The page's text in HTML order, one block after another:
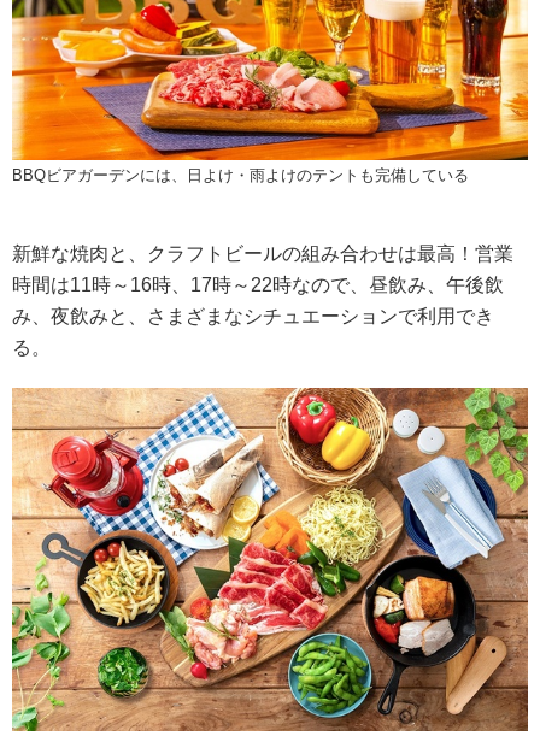
BBQビアガーデンには、日よけ・雨よけのテントも完備している
新鮮な焼肉と、クラフトビールの組み合わせは最高！営業
時間は11時～16時、17時～22時なので、昼飲み、午後飲
み、夜飲みと、さまざまなシチュエーションで利用でき
る。